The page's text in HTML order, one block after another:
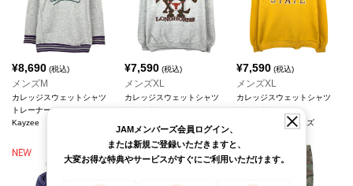
¥8,690 (税込)
メンズM
カレッジスウェットシャツ
トレーナー
Kayzee
¥7,590(税込)
メンズXL
カレッジスウェットシャツ
トレーナー
Jerzees/ジャージーズ
¥7,590 (税込)
メンズXL
カレッジスウェットシャツ
トレーナー
Jerzees/ジャージーズ
JAMメンバーズ会員ログイン、
または新規ご登録いただきますと、
大変お得な特典やサービスがすぐにご利用いただけます。